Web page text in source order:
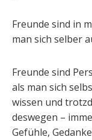
Freunde sind in
man sich selber
Freunde sind
als man sich
wissen und
deswegen –
Gefühle,